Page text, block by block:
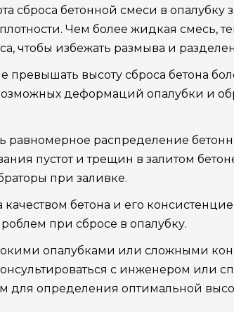
сброса бетонной смеси в опалубку
Чем более жидкая смесь,
чтобы избежать размыва и
превышать высоту сброса бетона
деформаций опалубки и
равномерное распределение
пустот и трещин в залитом
при заливке.
качеством бетона и его
при сбросе в опалубку.
опалубками или сложными
с инженером или
для определения оптимальной